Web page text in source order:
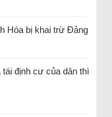
Hóa bị khai trừ Đảng
định cư của dân thì